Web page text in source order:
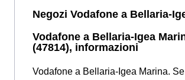
Negozi Vodafone a Bellaria-
Vodafone a Bellaria-Igea
(47814), informazioni
Vodafone a Bellaria-Igea Marina.